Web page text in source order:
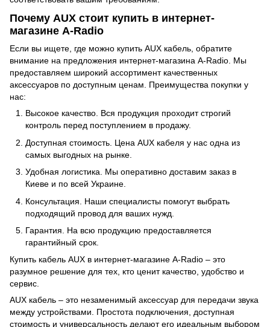
Почему AUX стоит купить в интернет-
магазине A-Radio
Если вы ищете, где можно купить AUX кабель, обратите
внимание на предложения интернет-магазина A-Radio. Мы
предоставляем широкий ассортимент качественных
аксессуаров по доступным ценам. Преимущества покупки у
нас:
Высокое качество. Вся продукция проходит строгий
контроль перед поступлением в продажу.
Доступная стоимость. Цена AUX кабеля у нас одна из
самых выгодных на рынке.
Удобная логистика. Мы оперативно доставим заказ в
Киеве и по всей Украине.
Консультация. Наши специалисты помогут выбрать
подходящий провод для ваших нужд.
Гарантия. На всю продукцию предоставляется
гарантийный срок.
Купить кабель AUX в интернет-магазине A-Radio – это
разумное решение для тех, кто ценит качество, удобство и
сервис.
AUX кабель – это незаменимый аксессуар для передачи звука
между устройствами. Простота подключения, доступная
стоимость и универсальность делают его идеальным выбором